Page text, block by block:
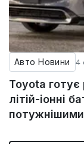
Авто Новини 4
Toyota готує
літій-іонні